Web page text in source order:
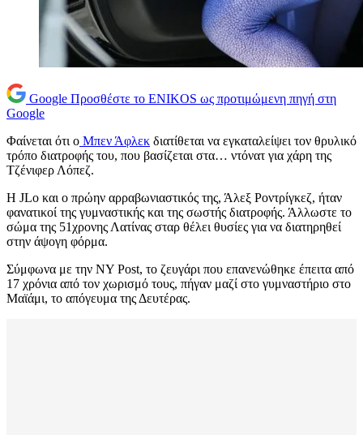
Google Προσθέστε το ENIKOS ως προτιμώμενη πηγή στη
Google
Φαίνεται ότι ο Μπεν Άφλεκ διατίθεται να εγκαταλείψει τον θρυλικό
τρόπο διατροφής του, που βασίζεται στα… ντόνατ για χάρη της
Τζένιφερ Λόπεζ.
Η JLo και ο πρώην αρραβωνιαστικός της, Άλεξ Ροντρίγκεζ, ήταν
φανατικοί της γυμναστικής και της σωστής διατροφής. Άλλωστε το
σώμα της 51χρονης Λατίνας σταρ θέλει θυσίες για να διατηρηθεί
στην άψογη φόρμα.
Σύμφωνα με την NY Post, το ζευγάρι που επανενώθηκε έπειτα από
17 χρόνια από τον χωρισμό τους, πήγαν μαζί στο γυμναστήριο στο
Μαϊάμι, το απόγευμα της Δευτέρας.